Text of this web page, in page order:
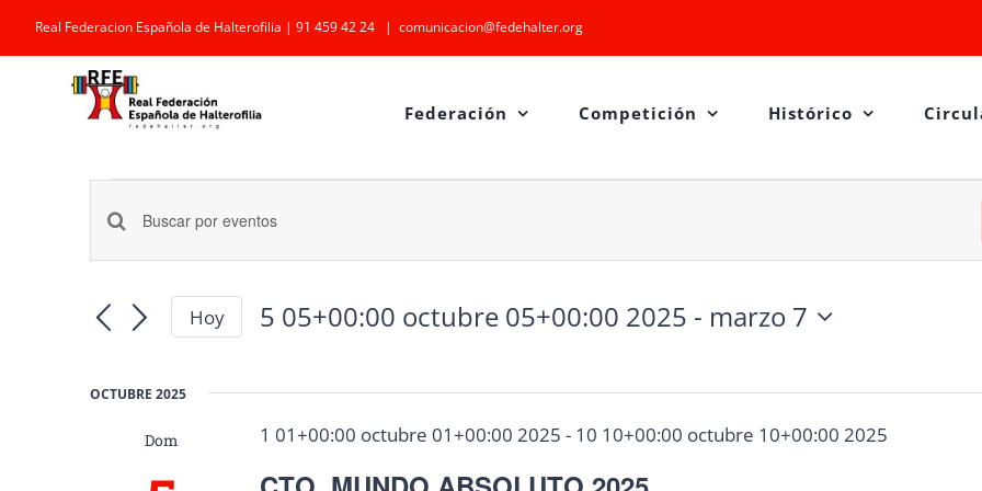
Saltar
al
contenido
Real Federacion Española de Halterofilia | 91 459 42 24 | comunicacion@fedehalter.org
Federación Competición Histórico
Eventos
Navegación
búsqueda
y
vistas
Introduce
palabra
Hoy 5 05+00:00 octubre 05+00:00 2025 - marzo 7
fecha.
OCTUBRE 2025
Dom 1 01+00:00 octubre 01+00:00 2025 - 10 10+00:00 octubre 10+00:00 2025